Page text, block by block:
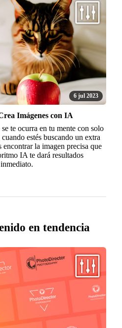
6 jul 2023
Imágenes con IA
te ocurra en tu mente con solo
estés buscando un extra
la imagen precisa que
IA te dará resultados
en tendencia